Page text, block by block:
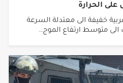
خفيفة الى معتدلة السرعة
الى متوسط ارتفاع الموج..